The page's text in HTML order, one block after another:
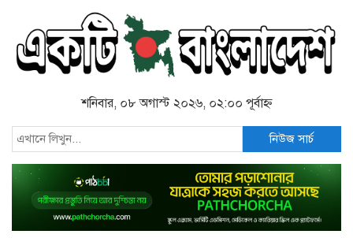
শনিবার, ০৮ অগাস্ট ২০২৬, ০২:০০ পূর্বাহ্ন
নিউজ সার্চ